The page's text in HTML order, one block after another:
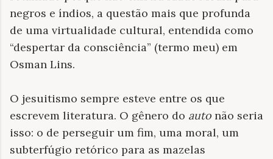
negros e índios, a questão mais que profunda
de uma virtualidade cultural, entendida como
“despertar da consciência” (termo meu) em
Osman Lins.
O jesuitismo sempre esteve entre os que
escrevem literatura. O gênero do auto não seria
isso: o de perseguir um fim, uma moral, um
subterfúgio retórico para as mazelas